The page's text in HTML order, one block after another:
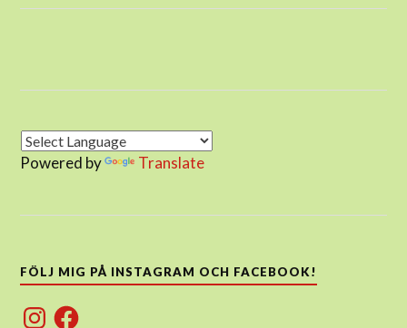
Powered by Translate
FÖLJ MIG PÅ INSTAGRAM OCH FACEBOOK!
InstagramFacebook